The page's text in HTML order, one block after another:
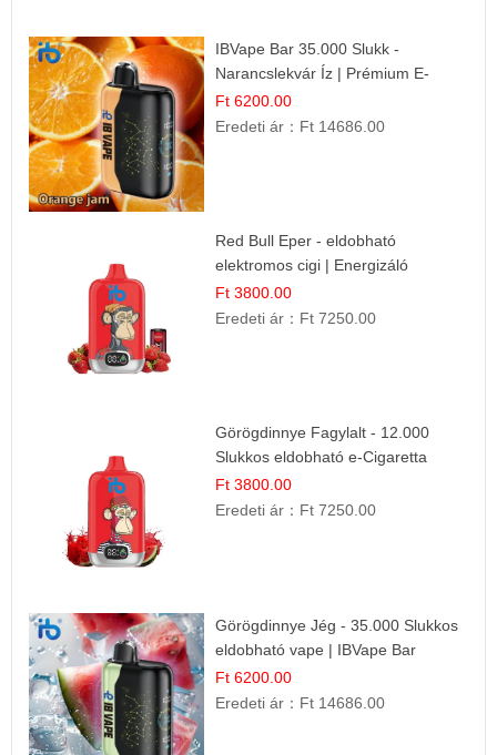
IBVape Bar 35.000 Slukk -
Narancslekvár Íz | Prémium E-
cigaretta
Ft 6200.00
Eredeti ár： Ft 14686.00
Red Bull Eper - eldobható
elektromos cigi | Energizáló
Gyümölcs Íz
Ft 3800.00
Eredeti ár： Ft 7250.00
Görögdinnye Fagylalt - 12.000
Slukkos eldobható e-Cigaretta
Ft 3800.00
Eredeti ár： Ft 7250.00
Görögdinnye Jég - 35.000 Slukkos
eldobható vape | IBVape Bar
Frissítő Nyári Íz
Ft 6200.00
Eredeti ár： Ft 14686.00